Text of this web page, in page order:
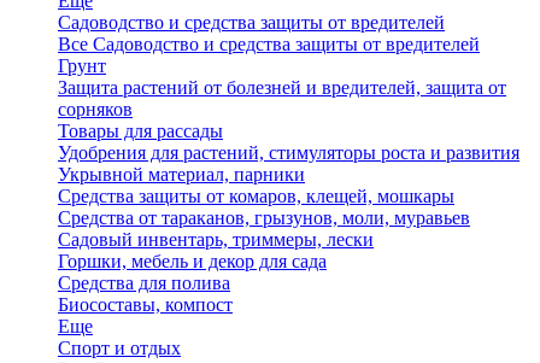
Садоводство и средства защиты от вредителей
Все Садоводство и средства защиты от вредителей
Грунт
Защита растений от болезней и вредителей, защита от
сорняков
Товары для рассады
Удобрения для растений, стимуляторы роста и развития
Укрывной материал, парники
Средства защиты от комаров, клещей, мошкары
Средства от тараканов, грызунов, моли, муравьев
Садовый инвентарь, триммеры, лески
Горшки, мебель и декор для сада
Средства для полива
Биосоставы, компост
Еще
Спорт и отдых